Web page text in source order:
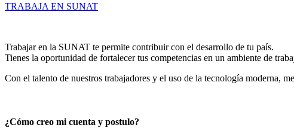
TRABAJA EN SUNAT
Trabajar en la SUNAT te permite contribuir con el desarrollo de tu país.
Tienes la oportunidad de fortalecer tus competencias en un ambiente de
Con el talento de nuestros trabajadores y el uso de la tecnología moderna,
¿Cómo creo mi cuenta y postulo?